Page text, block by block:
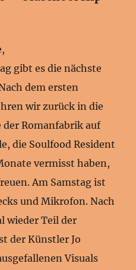
gibt es die nächste
dem ersten
wir zurück in die
der Romanfabrik auf
die Soulfood Resident
vermisst haben,
Am Samstag ist
und Mikrofon. Nach
wieder Teil der
der Künstler Jo
Visuals